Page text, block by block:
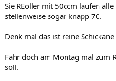
Sie REoller mit 50ccm laufen
stellenweise sogar knapp 70.
Denk mal das ist reine
Fahr doch am Montag mal zum
soll.